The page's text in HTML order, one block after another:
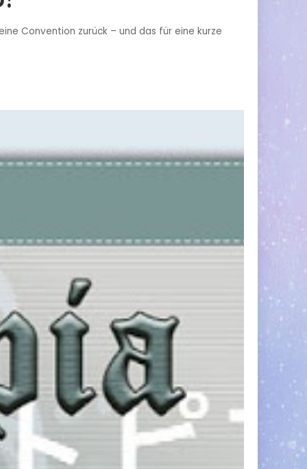
Convention zurück – und das für eine kurze